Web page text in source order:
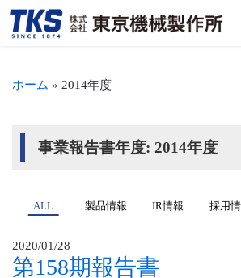
ホーム » 2014年度
事業報告書年度: 2014年度
ALL 製品情報 IR情報 採用
2020/01/28
第158期報告書